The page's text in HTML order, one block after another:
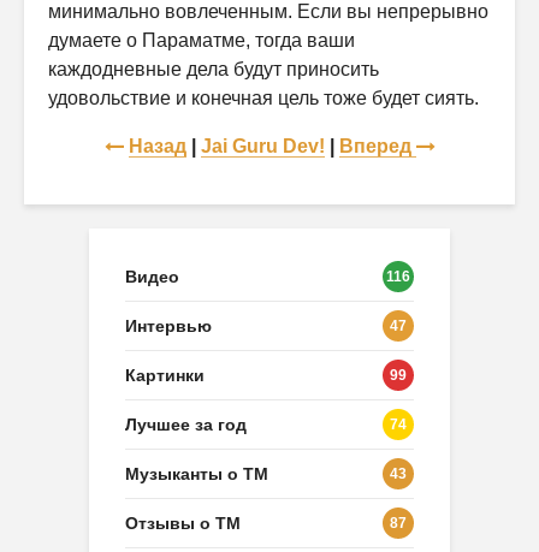
минимально вовлеченным. Если вы непрерывно
думаете о Параматме, тогда ваши
каждодневные дела будут приносить
удовольствие и конечная цель тоже будет сиять.
Назад| Jai Guru Dev! Вперед
Видео 116
Интервью 47
Картинки 99
Лучшее за год 74
Музыканты о ТМ 43
Отзывы о ТМ 87